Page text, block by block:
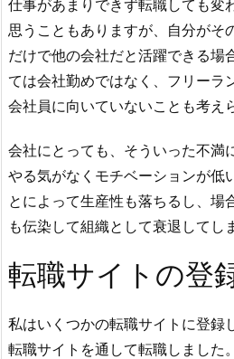
仕事があまりできず転職しても変
思うこともありますが、自分がそ
だけで他の会社だと活躍できる場
ては会社勤めではなく、フリーラ
会社員に向いていないことも考え
会社にとっても、そういった不満
やる気がなくモチベーションが低
とによって生産性も落ちるし、場
も伝染して組織として衰退してし
転職サイトの登
私はいくつかの転職サイトに登録
転職サイトを通して転職しました